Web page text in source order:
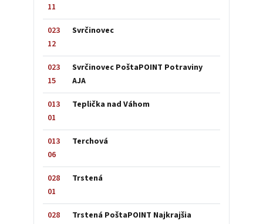
11
023
12
Svrčinovec
023
15
Svrčinovec PoštaPOINT Potraviny
AJA
013
01
Teplička nad Váhom
013
06
Terchová
028
01
Trstená
028
Trstená PoštaPOINT Najkrajšia